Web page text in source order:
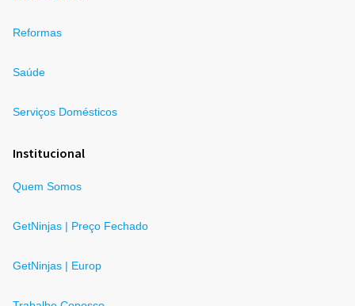
Reformas
Saúde
Serviços Domésticos
Institucional
Quem Somos
GetNinjas | Preço Fechado
GetNinjas | Europ